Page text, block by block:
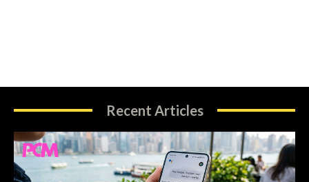
Recent Articles